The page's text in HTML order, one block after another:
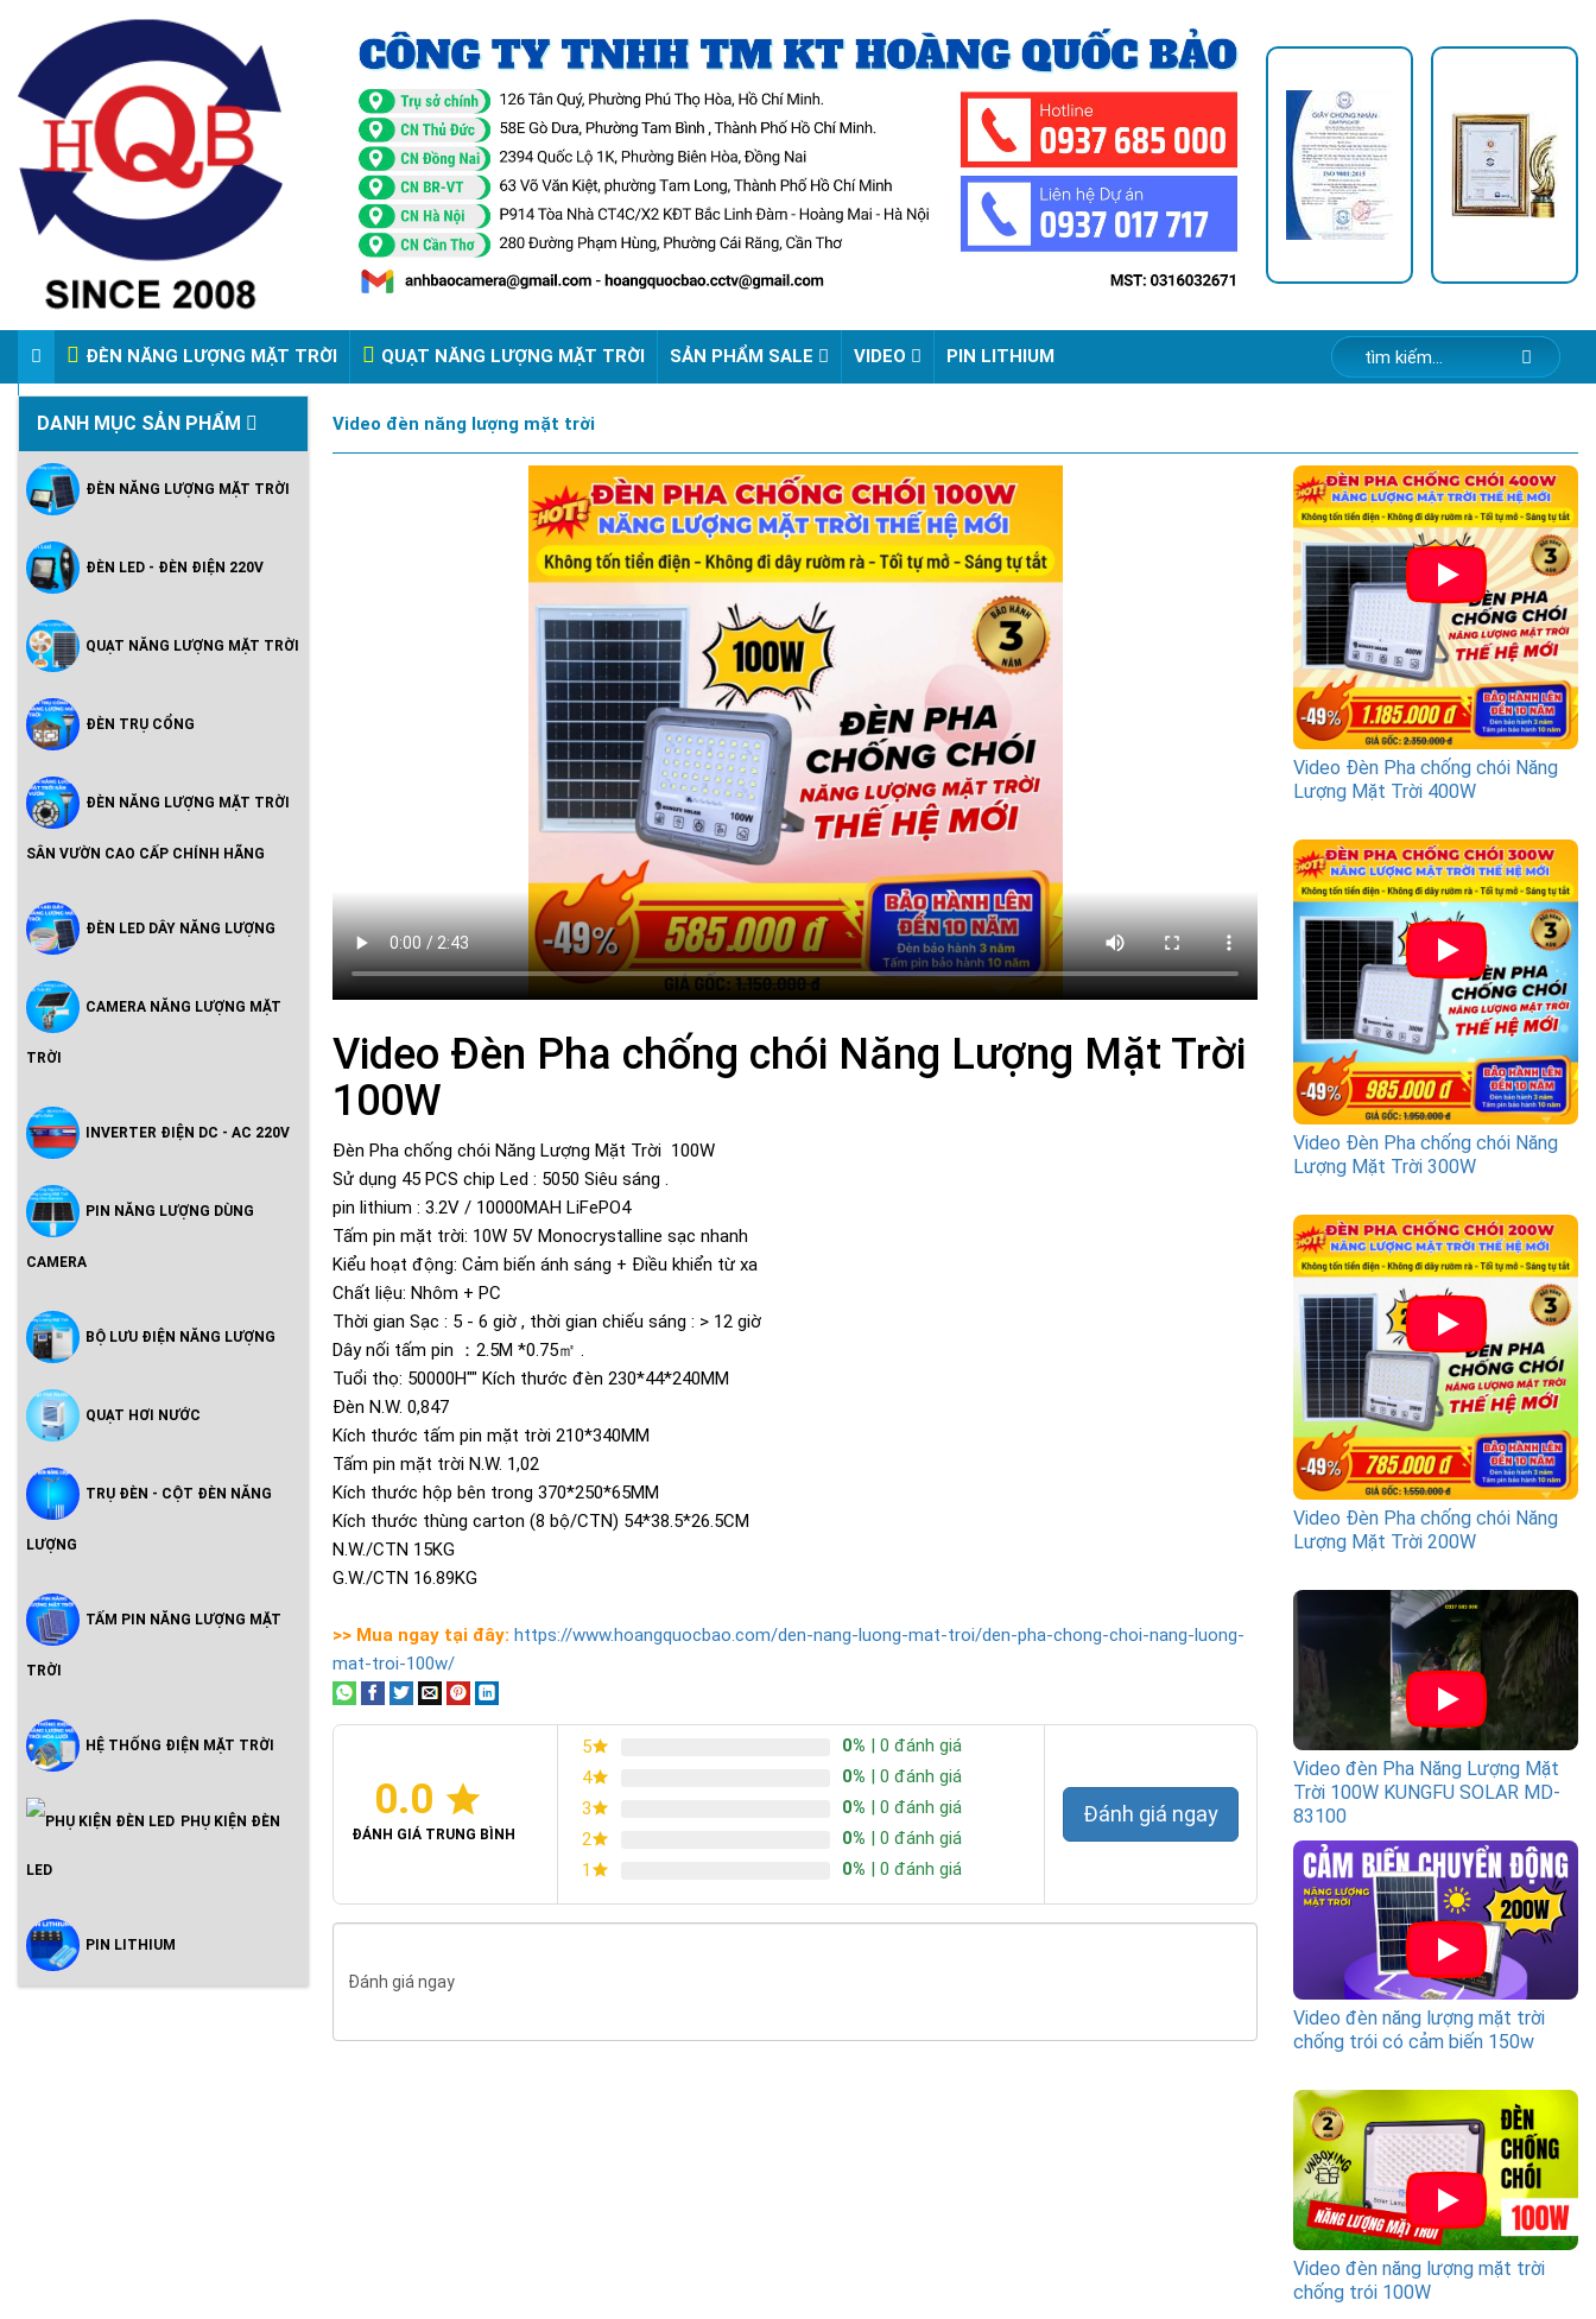
ĐÈN NĂNG LƯỢNG MẶT TRỜI QUẠT NĂNG LƯỢNG MẶT TRỜI SẢN PHẨM SALE VIDEO PIN LITHIUM
VIDEO ĐÈN PHA ĐIỆN 220V
DANH MỤC SẢN PHẨM
ĐÈN NĂNG LƯỢNG MẶT TRỜI
Vườn Cao Cấp Chính Hãng
ĐÈN LED - ĐÈN ĐIỆN 220V
Hoàng Quốc Bảo - Độ Sáng Cao,
QUẠT NĂNG LƯỢNG MẶT TRỜI
ĐÈN TRỤ CỔNG
ĐÈN NĂNG LƯỢNG MẶT TRỜI
SÂN VƯỜN CAO CẤP CHÍNH HÃNG
ĐÈN LED DÂY NĂNG LƯỢNG
CAMERA NĂNG LƯỢNG MẶT
TRỜI
INVERTER ĐIỆN DC - AC 220V
PIN NĂNG LƯỢNG DÙNG
CAMERA
BỘ LƯU ĐIỆN NĂNG LƯỢNG
QUẠT HƠI NƯỚC
TRỤ ĐÈN - CỘT ĐÈN NĂNG
LƯỢNG
TẤM PIN NĂNG LƯỢNG MẶT
TRỜI
HỆ THỐNG ĐIỆN MẶT TRỜI
Inveter Hòa Lưới Có Lưu Trữ -
PHỤ KIỆN ĐÈN
LED
PIN LITHIUM
Video đèn năng lượng mặt trời
Video Đèn Pha chống chói Năng Lượng Mặt Trời
100W
Đèn Pha chống chói Năng Lượng Mặt Trời 100W
Sử dụng 45 PCS chip Led : 5050 Siêu sáng .
pin lithium : 3.2V / 10000MAH LiFePO4
Tấm pin mặt trời: 10W 5V Monocrystalline sạc nhanh
Kiểu hoạt động: Cảm biến ánh sáng + Điều khiển từ xa
Chất liệu: Nhôm + PC
Thời gian Sạc : 5 - 6 giờ , thời gian chiếu sáng : > 12 giờ
Dây nối tấm pin ：2.5M *0.75㎡ .
Tuổi thọ: 50000H"" Kích thước đèn 230*44*240MM
Đèn N.W. 0,847
Kích thước tấm pin mặt trời 210*340MM
Tấm pin mặt trời N.W. 1,02
Kích thước hộp bên trong 370*250*65MM
Kích thước thùng carton (8 bộ/CTN) 54*38.5*26.5CM
N.W./CTN 15KG
G.W./CTN 16.89KG
>> Mua ngay tại đây: https://www.hoangquocbao.com/den-nang-luong-mat-troi/den-pha-chong-choi-nang-luong-
mat-troi-100w/
0.0
ĐÁNH GIÁ TRUNG BÌNH
5 0% | 0 đánh giá
4
0% | 0 đánh giá
3
0% | 0 đánh giá
2
0% | 0 đánh giá
1
0% | 0 đánh giá
Đánh giá ngay
Đánh giá ngay
Video Đèn Pha chống chói Năng
Lượng Mặt Trời 400W
Video Đèn Pha chống chói Năng
Lượng Mặt Trời 300W
Video Đèn Pha chống chói Năng
Lượng Mặt Trời 200W
Video đèn Pha Năng Lượng Mặt
Trời 100W KUNGFU SOLAR MD-
83100
Video đèn năng lượng mặt trời
chống trói có cảm biến 150w
Video đèn năng lượng mặt trời
chống trói 100W